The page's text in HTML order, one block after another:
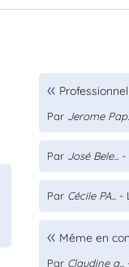
Par Jerome
Par José Bele... -
Par Cécile PA... -
Même en
Par Claudine a...